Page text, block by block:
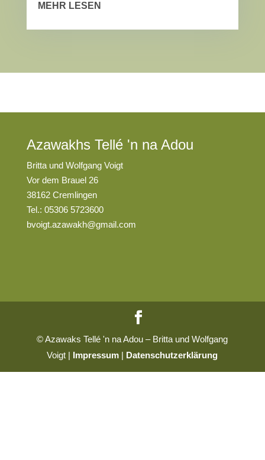
MEHR LESEN
Azawakhs Tellé 'n na Adou
Britta und Wolfgang Voigt
Vor dem Brauel 26
38162 Cremlingen
Tel.: 05306 5723600
bvoigt.azawakh@gmail.com
© Azawaks Tellé 'n na Adou – Britta und Wolfgang
Voigt | Impressum | Datenschutzerklärung